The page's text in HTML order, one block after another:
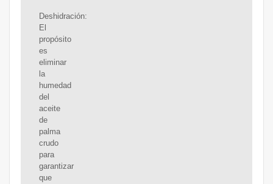
Deshidración:
El
propósito
es
eliminar
la
humedad
del
aceite
de
palma
crudo
para
garantizar
que